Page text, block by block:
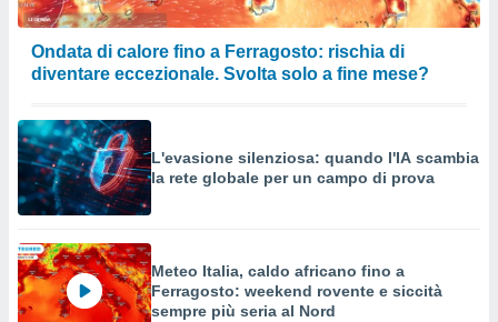
Ondata di calore fino a Ferragosto: rischia di
diventare eccezionale. Svolta solo a fine mese?
L'evasione silenziosa: quando l'IA scambia
la rete globale per un campo di prova
Meteo Italia, caldo africano fino a
Ferragosto: weekend rovente e siccità
sempre più seria al Nord